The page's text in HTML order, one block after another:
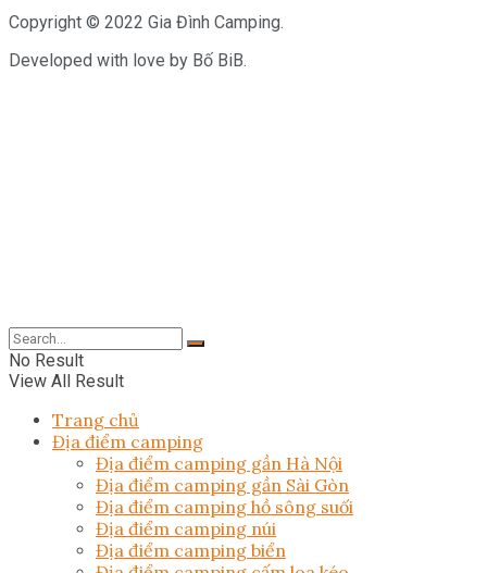
Copyright © 2022 Gia Đình Camping.
Developed with love by Bố BiB.
No Result
View All Result
Trang chủ
Địa điểm camping
Địa điểm camping gần Hà Nội
Địa điểm camping gần Sài Gòn
Địa điểm camping hồ sông suối
Địa điểm camping núi
Địa điểm camping biển